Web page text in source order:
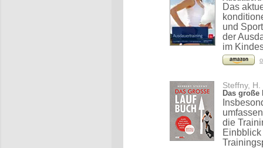
Das
und
der
im
Steffny,
Das große
die